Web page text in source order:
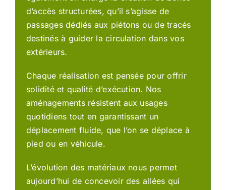
d’accès structurées, qu’il s’agisse de
passages dédiés aux piétons ou de tracés
destinés à guider la circulation dans vos
extérieurs.
Chaque réalisation est pensée pour offrir
solidité et qualité d’exécution. Nos
aménagements résistent aux usages
quotidiens tout en garantissant un
déplacement fluide, que l’on se déplace à
pied ou en véhicule.
L’évolution des matériaux nous permet
aujourd’hui de concevoir des allées qui